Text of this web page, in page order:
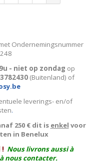
Ondernemingsnummer
- niet op zondag op
(Buitenland) of
leverings- en/of
.
250 € dit is enkel voor
in Benelux
! Nous livrons aussi à
nous contacter.